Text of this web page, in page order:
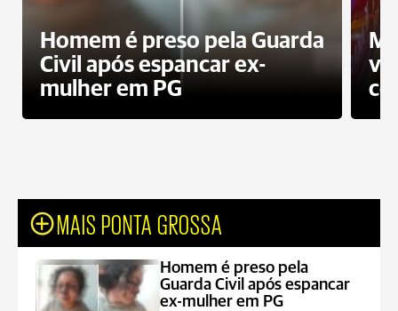
Homem é preso pela Guarda
Civil após espancar ex-
mulher em PG
MAIS PONTA GROSSA
Homem é preso pela
Guarda Civil após espancar
ex-mulher em PG